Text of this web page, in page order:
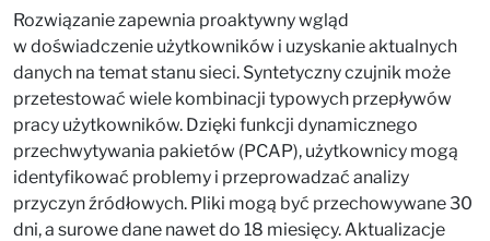
Rozwiązanie zapewnia proaktywny wgląd
w doświadczenie użytkowników i uzyskanie aktualnych
danych na temat stanu sieci. Syntetyczny czujnik może
przetestować wiele kombinacji typowych przepływów
pracy użytkowników. Dzięki funkcji dynamicznego
przechwytywania pakietów (PCAP), użytkownicy mogą
identyfikować problemy i przeprowadzać analizy
przyczyn źródłowych. Pliki mogą być przechowywane 30
dni, a surowe dane nawet do 18 miesięcy. Aktualizacje